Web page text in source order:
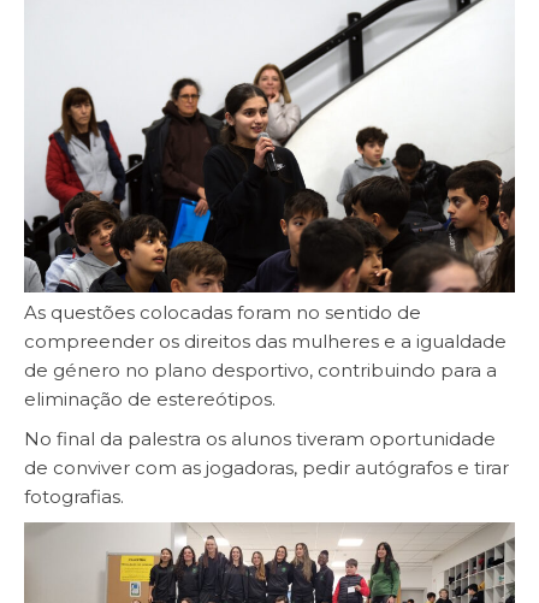
As questões colocadas foram no sentido de
compreender os direitos das mulheres e a igualdade
de género no plano desportivo, contribuindo para a
eliminação de estereótipos.
No final da palestra os alunos tiveram oportunidade
de conviver com as jogadoras, pedir autógrafos e tirar
fotografias.